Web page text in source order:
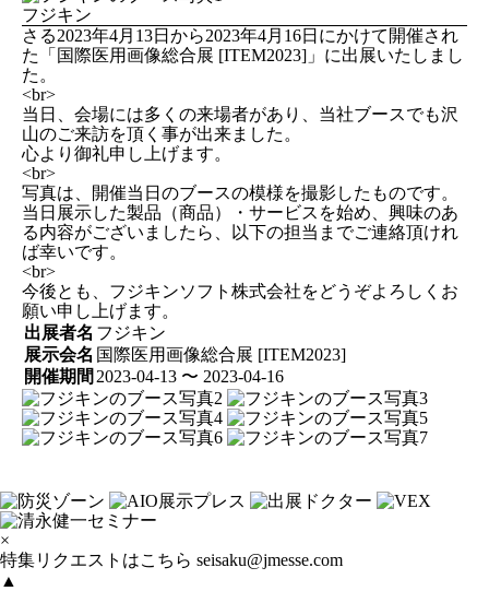
フジキン
さる2023年4月13日から2023年4月16日にかけて開催され
た「国際医用画像総合展 [ITEM2023]」に出展いたしまし
た。
<br>
当日、会場には多くの来場者があり、当社ブースでも沢
山のご来訪を頂く事が出来ました。
心より御礼申し上げます。
<br>
写真は、開催当日のブースの模様を撮影したものです。
当日展示した製品（商品）・サービスを始め、興味のあ
る内容がございましたら、以下の担当までご連絡頂けれ
ば幸いです。
<br>
今後とも、フジキンソフト株式会社をどうぞよろしくお
願い申し上げます。
出展者名 フジキン
展示会名 国際医用画像総合展 [ITEM2023]
開催期間 2023-04-13 〜 2023-04-16
×
特集リクエストはこちら seisaku@jmesse.com
▲